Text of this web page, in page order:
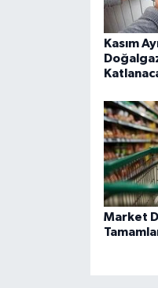
Kasım
Market